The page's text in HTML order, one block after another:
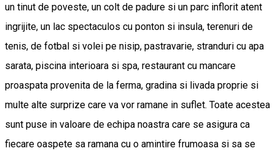
un tinut de poveste, un colt de padure si un parc inflorit atent
ingrijite, un lac spectaculos cu ponton si insula, terenuri de
tenis, de fotbal si volei pe nisip, pastravarie, stranduri cu apa
sarata, piscina interioara si spa, restaurant cu mancare
proaspata provenita de la ferma, gradina si livada proprie si
multe alte surprize care va vor ramane in suflet. Toate acestea
sunt puse in valoare de echipa noastra care se asigura ca
fiecare oaspete sa ramana cu o amintire frumoasa si sa se